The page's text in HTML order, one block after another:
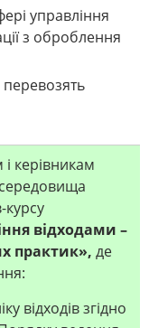
управління
з оброблення
перевозять
керівникам
курсу
відходами –
практик», де
відходів згідно